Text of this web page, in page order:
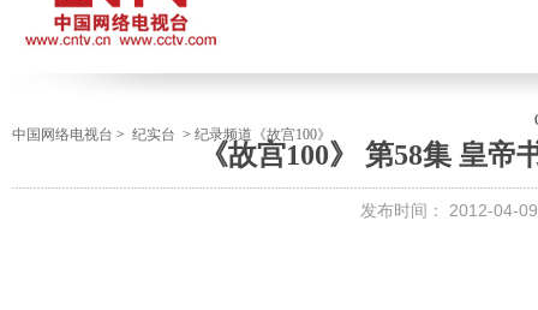
中国网络电视台 > 纪实台 > 纪录频道《故宫100》
《故宫100》 第58集 皇帝
发布时间： 2012-04-